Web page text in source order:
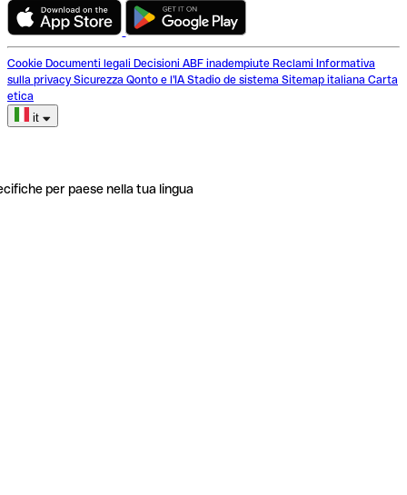
Cookie Documenti legali Decisioni ABF inadempiute Reclami Informativa
sulla privacy Sicurezza Qonto e l'IA Stadio de sistema Sitemap italiana Carta
etica
it
per paese nella tua lingua